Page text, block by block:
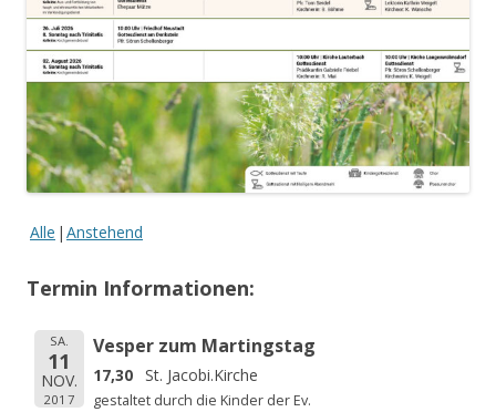
Alle Anstehend
Termin Informationen:
SA.
11
NOV.
2017
Vesper zum Martingstag
17,30 St. Jacobi.Kirche
gestaltet durch die Kinder der Ev.